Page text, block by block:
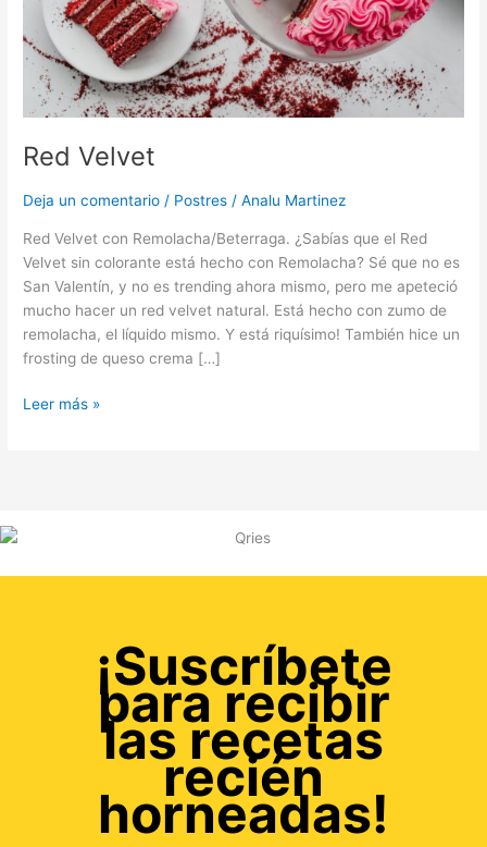
Red Velvet
Deja un comentario / Postres /Analu Martinez
Red Velvet con Remolacha/Beterraga. ¿Sabías que el Red
Velvet sin colorante está hecho con Remolacha? Sé que no es
San Valentín, y no es trending ahora mismo, pero me apeteció
mucho hacer un red velvet natural. Está hecho con zumo de
remolacha, el líquido mismo. Y está riquísimo! También hice un
frosting de queso crema […]
Leer más »
¡Suscríbete
para recibir
las recetas
recién
horneadas!